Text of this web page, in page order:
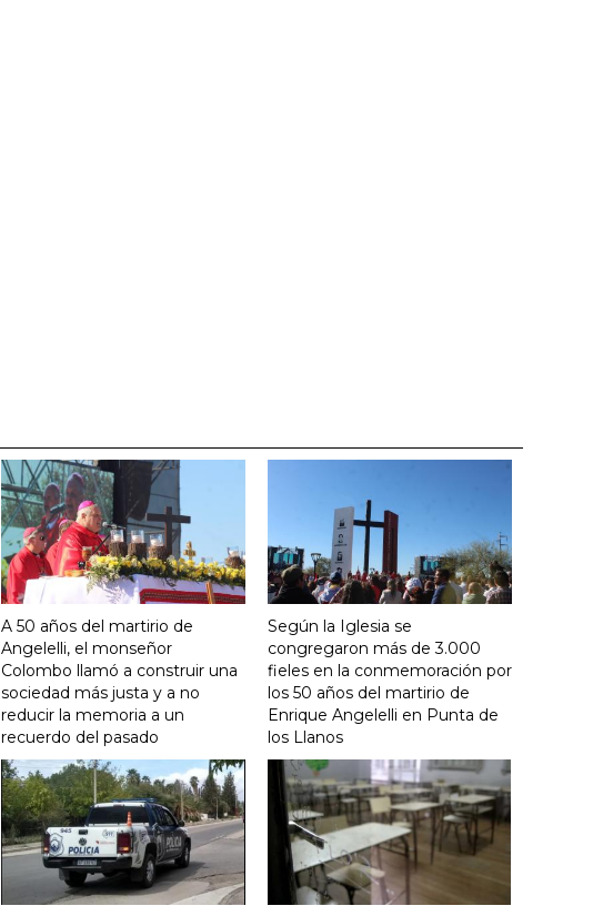
A 50 años del martirio de
Angelelli, el monseñor
Colombo llamó a construir una
sociedad más justa y a no
reducir la memoria a un
recuerdo del pasado
Según la Iglesia se
congregaron más de 3.000
fieles en la conmemoración por
los 50 años del martirio de
Enrique Angelelli en Punta de
los Llanos